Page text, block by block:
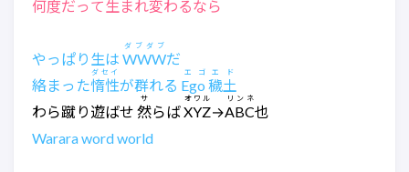
何度だって生まれ変わるなら
やっぱり生は WWW
ダブダブ
だ
絡まった惰性
ダセイ
が群れる Ego 穢土
エゴエド
わら蹴り遊ばせ 然
サ
らばXYZ
オワル
→ABC
リンネ
也
Warara word world